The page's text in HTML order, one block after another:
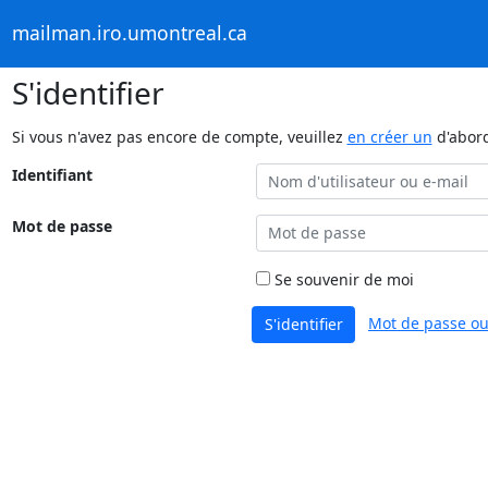
mailman.iro.umontreal.ca
S'identifier
Si vous n'avez pas encore de compte, veuillez en créer un
Identifiant
Mot de passe
Se souvenir de moi
S'identifier Mot de passe